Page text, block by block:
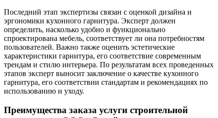
Последний этап экспертизы связан с оценкой дизайна и
эргономики кухонного гарнитура. Эксперт должен
определить, насколько удобно и функционально
спроектирована мебель, соответствует ли она потребностям
пользователей. Важно также оценить эстетические
характеристики гарнитура, его соответствие современным
трендам и стилю интерьера. По результатам всех проведенных
этапов эксперт выносит заключение о качестве кухонного
гарнитура, его соответствии стандартам и рекомендациях по
использованию и уходу.
Преимущества заказа услуги строительной